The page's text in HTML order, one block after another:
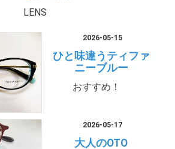
LENS
2026-05-15
ひと味違うティファ
ニーブルー
おすすめ！
2026-05-17
大人のOTO